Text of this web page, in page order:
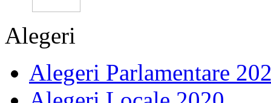
Alegeri
Alegeri Parlamentare